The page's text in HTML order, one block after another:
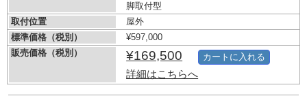
脚取付型
取付位置
屋外
標準価格（税別）
¥597,000
販売価格（税別）
¥169,500
詳細はこちらへ
カートに入れる